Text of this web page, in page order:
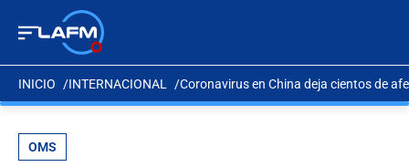
INICIO INTERNACIONAL Coronavirus en China deja cientos de
OMS